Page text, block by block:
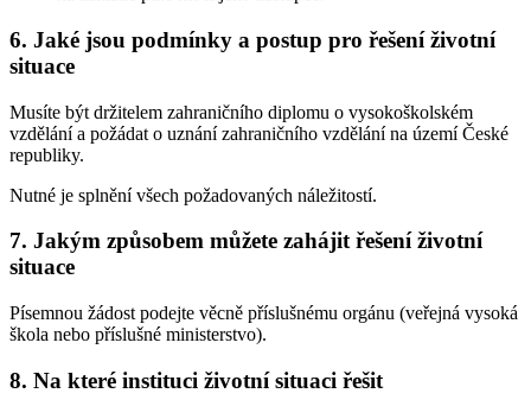
6. Jaké jsou podmínky a postup pro řešení životní
situace
Musíte být držitelem zahraničního diplomu o vysokoškolském
vzdělání a požádat o uznání zahraničního vzdělání na území České
republiky.
Nutné je splnění všech požadovaných náležitostí.
7. Jakým způsobem můžete zahájit řešení životní
situace
Písemnou žádost podejte věcně příslušnému orgánu (veřejná vysoká
škola nebo příslušné ministerstvo).
8. Na které instituci životní situaci řešit